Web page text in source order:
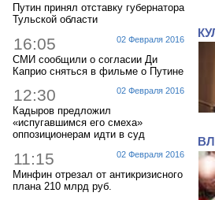
Путин принял отставку губернатора
Тульской области
02 Февраля 2016
16:05
СМИ сообщили о согласии Ди
Каприо сняться в фильме о Путине
02 Февраля 2016
12:30
Кадыров предложил
«испугавшимся его смеха»
оппозиционерам идти в суд
02 Февраля 2016
11:15
Минфин отрезал от антикризисного
плана 210 млрд руб.